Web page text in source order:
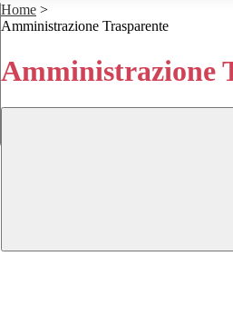
Home >
Amministrazione Trasparente
Amministrazione